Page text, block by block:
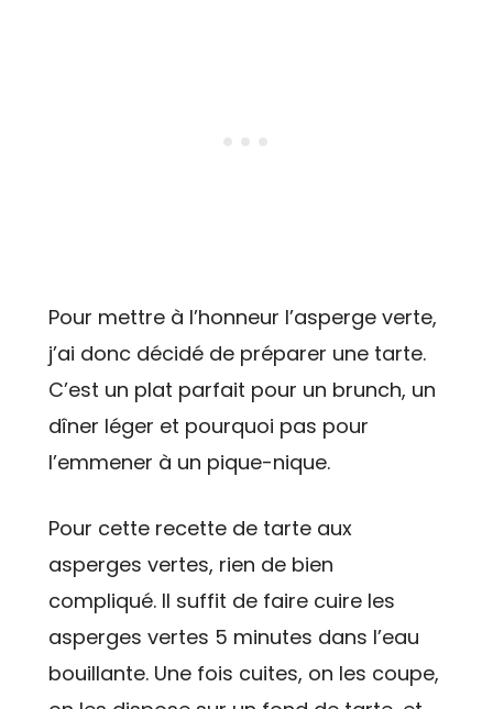
Pour mettre à l’honneur l’asperge verte,
j’ai donc décidé de préparer une tarte.
C’est un plat parfait pour un brunch, un
dîner léger et pourquoi pas pour
l’emmener à un pique-nique.
Pour cette recette de tarte aux
asperges vertes, rien de bien
compliqué. Il suffit de faire cuire les
asperges vertes 5 minutes dans l’eau
bouillante. Une fois cuites, on les coupe,